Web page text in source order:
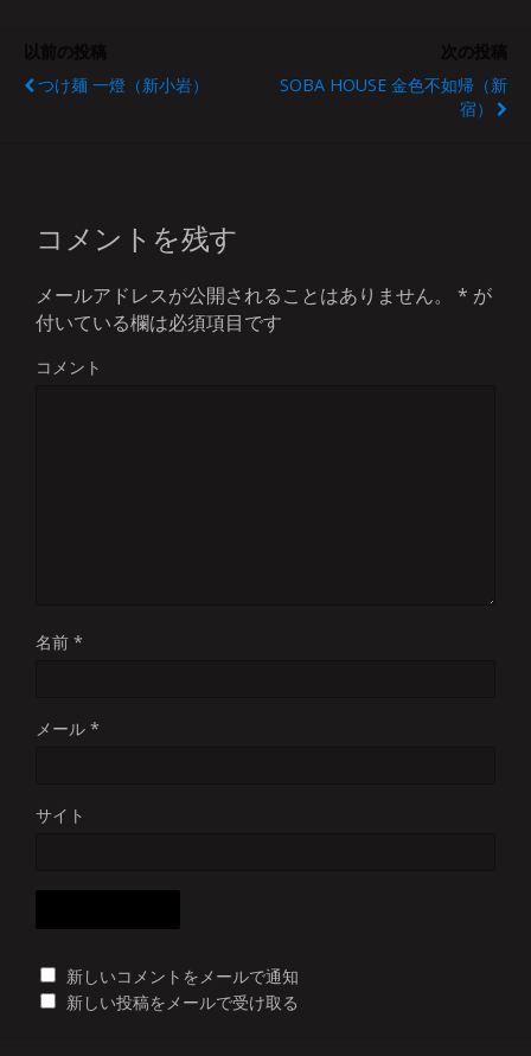
つけ麺 一燈（新小岩）
SOBA HOUSE 金色不如帰（新
宿）
コメントを残す
メールアドレスが公開されることはありません。 * が
付いている欄は必須項目です
コメント
名前 *
メール *
サイト
新しいコメントをメールで通知
新しい投稿をメールで受け取る